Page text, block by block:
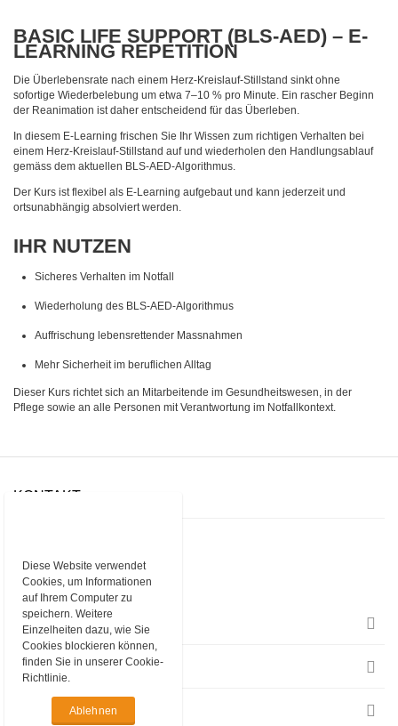
BASIC LIFE SUPPORT (BLS-AED) – E-
LEARNING REPETITION
Die Überlebensrate nach einem Herz-Kreislauf-Stillstand sinkt ohne
sofortige Wiederbelebung um etwa 7–10 % pro Minute. Ein rascher Beginn
der Reanimation ist daher entscheidend für das Überleben.
In diesem E-Learning frischen Sie Ihr Wissen zum richtigen Verhalten bei
einem Herz-Kreislauf-Stillstand auf und wiederholen den Handlungsablauf
gemäss dem aktuellen BLS-AED-Algorithmus.
Der Kurs ist flexibel als E-Learning aufgebaut und kann jederzeit und
ortsunabhängig absolviert werden.
IHR NUTZEN
Sicheres Verhalten im Notfall
Wiederholung des BLS-AED-Algorithmus
Auffrischung lebensrettender Massnahmen
Mehr Sicherheit im beruflichen Alltag
Dieser Kurs richtet sich an Mitarbeitende im Gesundheitswesen, in der
Pflege sowie an alle Personen mit Verantwortung im Notfallkontext.
KONTAKT
6300 Zug
Telefon+41 43 377 67 00
E-Mailrissip@rissip.com
EINKAUFEN
INFORMATIONEN
RECHTLICHES
Diese Website verwendet
Cookies, um Informationen
auf Ihrem Computer zu
speichern. Weitere
Einzelheiten dazu, wie Sie
Cookies blockieren können,
finden Sie in unserer Cookie-
Richtlinie.
Ablehnen